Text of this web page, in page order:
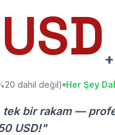
dahil değil) Her Şey
tek bir rakam —
USD!"